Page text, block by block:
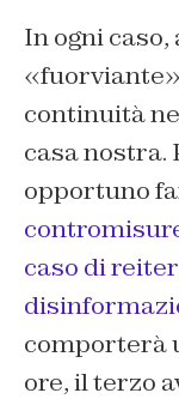
In ogni caso,
continuità
casa nostra.
opportuno
caso di
comporterà
ore, il terzo